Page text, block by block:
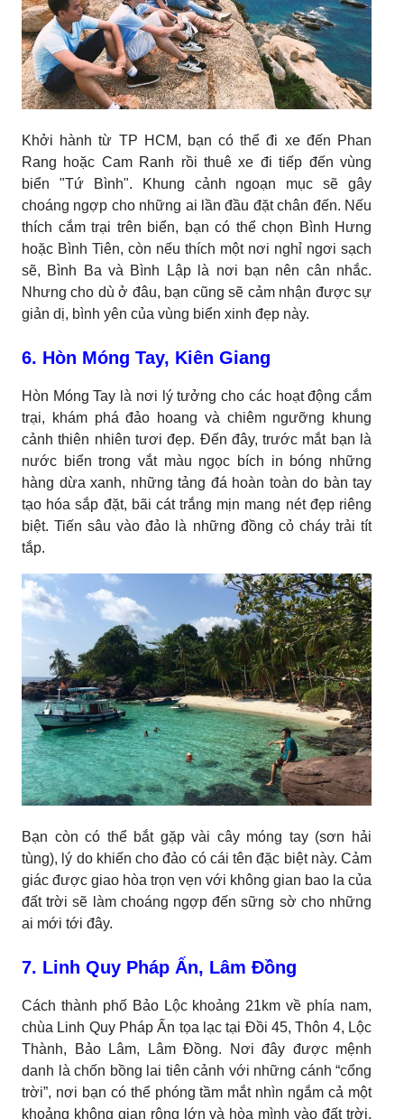
Khởi hành từ TP HCM, bạn có thể đi xe đến Phan
Rang hoặc Cam Ranh rồi thuê xe đi tiếp đến vùng
biển "Tứ Bình". Khung cảnh ngoạn mục sẽ gây
choáng ngợp cho những ai lần đầu đặt chân đến. Nếu
thích cắm trại trên biển, bạn có thể chọn Bình Hưng
hoặc Bình Tiên, còn nếu thích một nơi nghỉ ngơi sạch
sẽ, Bình Ba và Bình Lập là nơi bạn nên cân nhắc.
Nhưng cho dù ở đâu, bạn cũng sẽ cảm nhận được sự
giản dị, bình yên của vùng biển xinh đẹp này.
6. Hòn Móng Tay, Kiên Giang
Hòn Móng Tay là nơi lý tưởng cho các hoạt động cắm
trại, khám phá đảo hoang và chiêm ngưỡng khung
cảnh thiên nhiên tươi đẹp. Đến đây, trước mắt bạn là
nước biển trong vắt màu ngọc bích in bóng những
hàng dừa xanh, những tảng đá hoàn toàn do bàn tay
tạo hóa sắp đặt, bãi cát trắng mịn mang nét đẹp riêng
biệt. Tiến sâu vào đảo là những đồng cỏ cháy trải tít
tắp.
Bạn còn có thể bắt gặp vài cây móng tay (sơn hải
tùng), lý do khiến cho đảo có cái tên đặc biệt này. Cảm
giác được giao hòa trọn vẹn với không gian bao la của
đất trời sẽ làm choáng ngợp đến sững sờ cho những
ai mới tới đây.
7. Linh Quy Pháp Ấn, Lâm Đồng
Cách thành phố Bảo Lộc khoảng 21km về phía nam,
chùa Linh Quy Pháp Ấn tọa lạc tại Đồi 45, Thôn 4, Lộc
Thành, Bảo Lâm, Lâm Đồng. Nơi đây được mệnh
danh là chốn bồng lai tiên cảnh với những cánh “cổng
trời”, nơi bạn có thể phóng tầm mắt nhìn ngắm cả một
khoảng không gian rộng lớn và hòa mình vào đất trời,